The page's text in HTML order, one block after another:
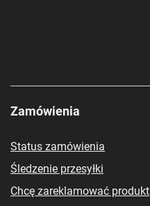
Zamówienia
Status zamówienia
Śledzenie przesyłki
Chcę zareklamować produkt